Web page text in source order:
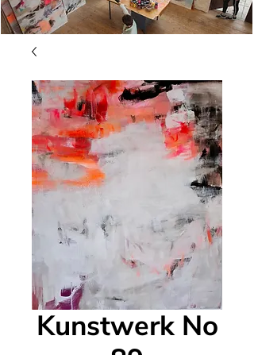
Kunstwerk No